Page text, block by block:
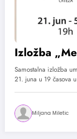
Izložba
Samostalna izložba
21. juna u 19 časova
Miljana Miletic